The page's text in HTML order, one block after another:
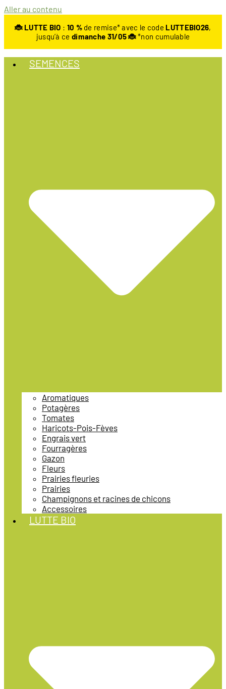
Aller au contenu
🐞 LUTTE BIO : 10 %de remise* avec le code LUTTEBIO26,
jusqu’à ce dimanche 31/05 🐞*non cumulable
SEMENCES
Aromatiques
Potagères
Tomates
Haricots-Pois-Fèves
Engrais vert
Fourragères
Gazon
Fleurs
Prairies fleuries
Prairies
Champignons et racines de chicons
Accessoires
LUTTE BIO